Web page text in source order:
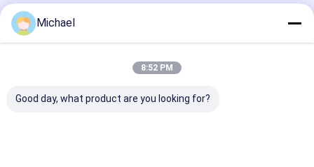
Produits Recommandés
Michael
8:52 PM
Good day, what product are you looking for?